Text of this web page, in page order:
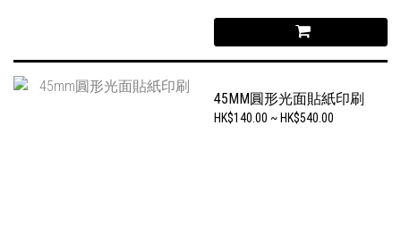
45MM圓形光面貼紙印刷
HK$140.00 ~ HK$540.00